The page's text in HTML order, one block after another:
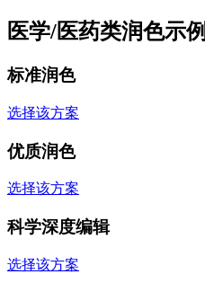
医学/医药类润色示例
标准润色
选择该方案
优质润色
选择该方案
科学深度编辑
选择该方案